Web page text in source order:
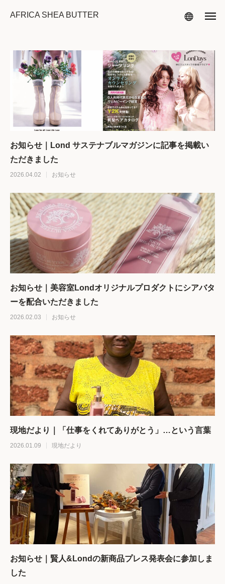
AFRICA SHEA BUTTER
お知らせ｜Lond サステナブルマガジンに記事を掲載い
ただきました
2026.04.02 お知らせ
お知らせ｜美容室Londオリジナルプロダクトにシアバタ
ーを配合いただきました
2026.02.03 お知らせ
現地だより｜「仕事をくれてありがとう」…という言葉
2026.01.09 現地だより
お知らせ｜賢人&Londの新商品プレス発表会に参加しま
した